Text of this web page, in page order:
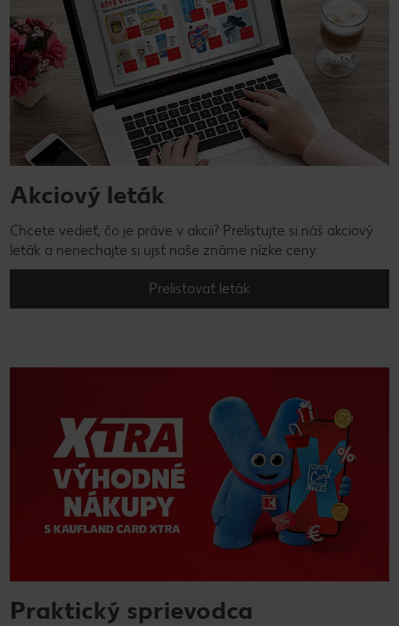
Akciový leták
Chcete vedieť, čo je práve v akcii? Prelistujte si náš akciový
leták a nenechajte si ujsť naše známe nízke ceny.
Prelistovať leták
Praktický sprievodca